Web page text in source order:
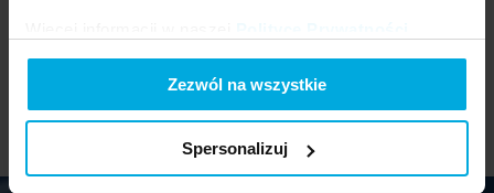
Zezwól na wszystkie
Spersonalizuj
Skontaktuj się z Twoim
lokalnym dystrybutorem
Skontaktuj się z Twoim
lokalnym dystrybutorem